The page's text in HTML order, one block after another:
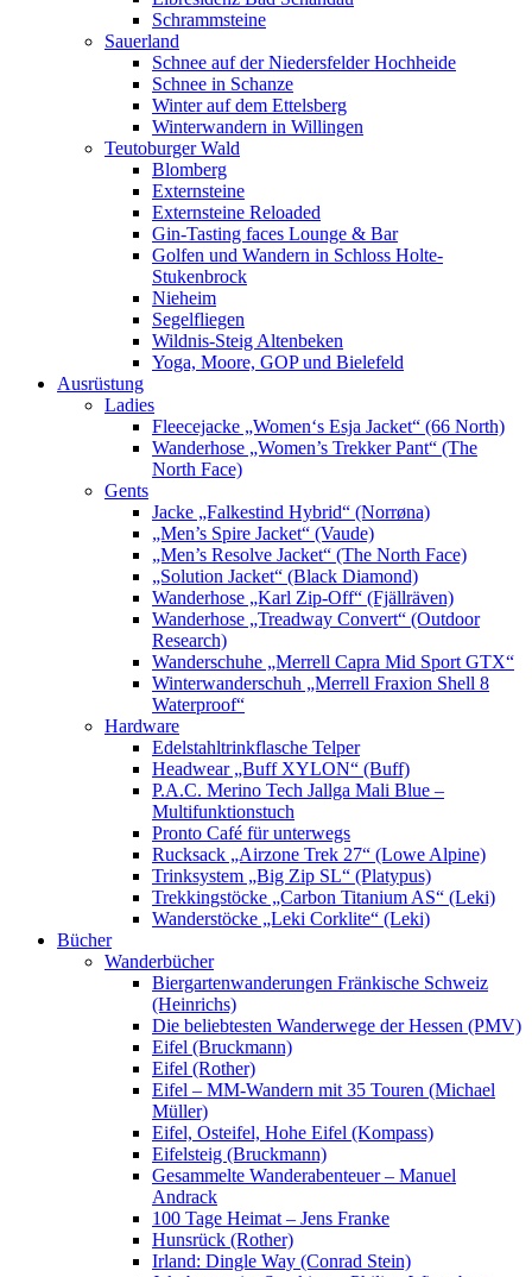
Schrammsteine
Sauerland
Schnee auf der Niedersfelder Hochheide
Schnee in Schanze
Winter auf dem Ettelsberg
Winterwandern in Willingen
Teutoburger Wald
Blomberg
Externsteine
Externsteine Reloaded
Gin-Tasting faces Lounge & Bar
Golfen und Wandern in Schloss Holte-
Stukenbrock
Nieheim
Segelfliegen
Wildnis-Steig Altenbeken
Yoga, Moore, GOP und Bielefeld
Ausrüstung
Ladies
Fleecejacke „Women‘s Esja Jacket“ (66 North)
Wanderhose „Women’s Trekker Pant“ (The
North Face)
Gents
Jacke „Falkestind Hybrid“ (Norrøna)
„Men’s Spire Jacket“ (Vaude)
„Men’s Resolve Jacket“ (The North Face)
„Solution Jacket“ (Black Diamond)
Wanderhose „Karl Zip-Off“ (Fjällräven)
Wanderhose „Treadway Convert“ (Outdoor
Research)
Wanderschuhe „Merrell Capra Mid Sport GTX“
Winterwanderschuh „Merrell Fraxion Shell 8
Waterproof“
Hardware
Edelstahltrinkflasche Telper
Headwear „Buff XYLON“ (Buff)
P.A.C. Merino Tech Jallga Mali Blue –
Multifunktionstuch
Pronto Café für unterwegs
Rucksack „Airzone Trek 27“ (Lowe Alpine)
Trinksystem „Big Zip SL“ (Platypus)
Trekkingstöcke „Carbon Titanium AS“ (Leki)
Wanderstöcke „Leki Corklite“ (Leki)
Bücher
Wanderbücher
Biergartenwanderungen Fränkische Schweiz
(Heinrichs)
Die beliebtesten Wanderwege der Hessen (PMV)
Eifel (Bruckmann)
Eifel (Rother)
Eifel – MM-Wandern mit 35 Touren (Michael
Müller)
Eifel, Osteifel, Hohe Eifel (Kompass)
Eifelsteig (Bruckmann)
Gesammelte Wanderabenteuer – Manuel
Andrack
100 Tage Heimat – Jens Franke
Hunsrück (Rother)
Irland: Dingle Way (Conrad Stein)